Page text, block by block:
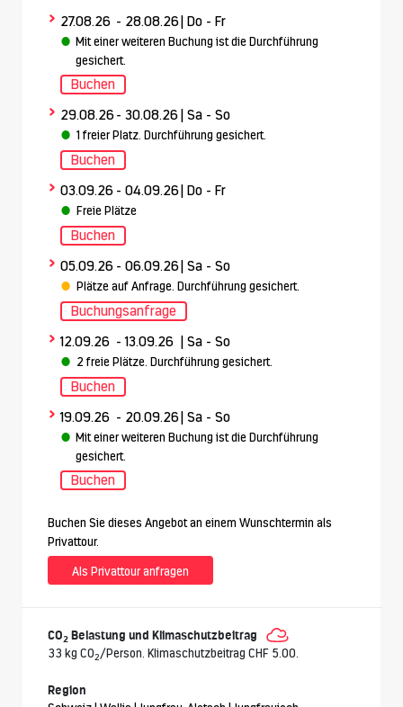
> 27.08.26 - 28.08.26| Do - Fr
Mit einer weiteren Buchung ist die Durchführung
gesichert.
Buchen
> 29.08.26- 30.08.26| Sa - So
1 freier Platz. Durchführung gesichert.
Buchen
> 03.09.26 - 04.09.26| Do - Fr
Freie Plätze
Buchen
> 05.09.26 - 06.09.26| Sa - So
Plätze auf Anfrage. Durchführung gesichert.
Buchungsanfrage
> 12.09.26 - 13.09.26 | Sa - So
2 freie Plätze. Durchführung gesichert.
Buchen
> 19.09.26 - 20.09.26| Sa - So
Mit einer weiteren Buchung ist die Durchführung
gesichert.
Buchen
Buchen Sie dieses Angebot an einem Wunschtermin als
Privattour.
Als Privattour anfragen
CO2 Belastung und Klimaschutzbeitrag
33 kg CO2/Person. Klimaschutzbeitrag CHF 5.00.
Region